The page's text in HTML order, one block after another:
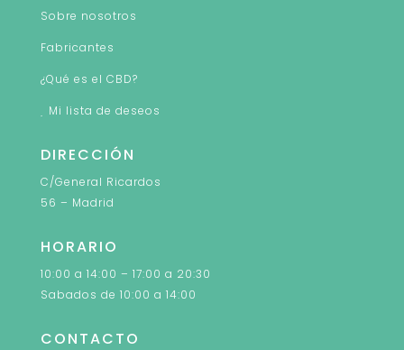
Sobre nosotros
Fabricantes
¿Qué es el CBD?
Mi lista de deseos
DIRECCIÓN
C/General Ricardos
56 – Madrid
HORARIO
10:00 a 14:00 – 17:00 a 20:30
Sabados de 10:00 a 14:00
CONTACTO